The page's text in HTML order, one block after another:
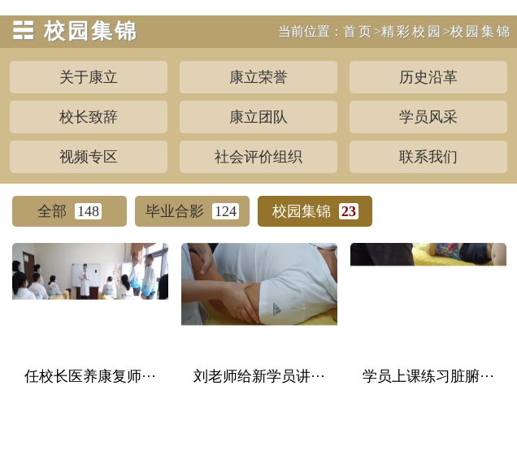
☵ 校园集锦 当前位置： 首页 >精彩校园 >校园集锦
关于康立 康立荣誉 历史沿革
校长致辞 康立团队 学员风采
视频专区 社会评价组织 联系我们
全部 148 毕业合影 124 校园集锦 23
任校长医养康复师··· 刘老师给新学员讲··· 学员上课练习脏腑···